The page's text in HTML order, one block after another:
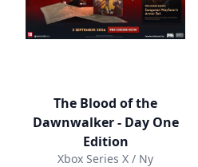
The Blood of the
Dawnwalker - Day One
Edition
Xbox Series X / Ny